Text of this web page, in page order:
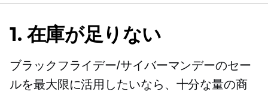
1. 在庫が足りない
ブラックフライデー/サイバーマンデーのセー
ルを最大限に活用したいなら、十分な量の商